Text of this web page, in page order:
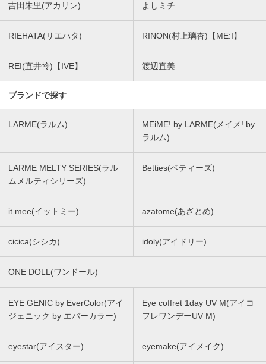
吉田朱里(アカリン) よしミチ
RIEHATA(リエハタ) RINON(村上璃杏)【ME:I】
REI(直井怜)【IVE】 渡辺直美
ブランドで探す
LARME(ラルム)
MEiME! by LARME(メイメ! by
ラルム)
LARME MELTY SERIES(ラル
ムメルティシリーズ)
Betties(ベティーズ)
it mee(イットミー) azatome(あざとめ)
cicica(シシカ) idoly(アイドリー)
ONE DOLL(ワンドール)
EYE GENIC by EverColor(アイ
ジェニック by エバーカラー)
Eye coffret 1day UV M(アイコ
フレワンデーUV M)
eyestar(アイスター) eyemake(アイメイク)